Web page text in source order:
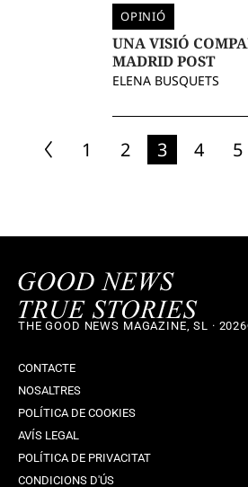
OPINIÓ
UNA VISIÓ
MADRID POST
ELENA BUSQUETS
1 2 3 4 5
THE GOOD NEWS MAGAZINE, SL ·
CONTACTE
NOSALTRES
POLÍTICA DE COOKIES
AVÍS LEGAL
POLÍTICA DE PRIVACITAT
CONDICIONS D'ÚS